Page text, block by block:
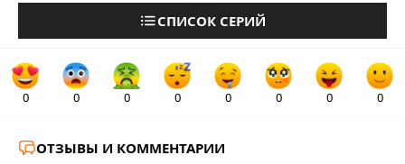
СПИСОК СЕРИЙ
0 0 0 0 0 0 0 0
ОТЗЫВЫ И КОММЕНТАРИИ